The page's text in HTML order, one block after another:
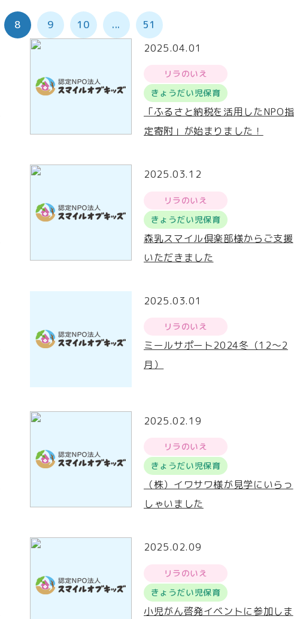
8 9 10 ...
51
2025.04.01
リラのいえ
きょうだい児保育
「ふるさと納税を活用したNPO指
定寄附」が始まりました！
2025.03.12
リラのいえ
きょうだい児保育
森乳スマイル倶楽部様からご支援
いただきました
2025.03.01
リラのいえ
ミールサポート2024冬（12～2
月）
2025.02.19
リラのいえ
きょうだい児保育
（株）イワサワ様が見学にいらっ
しゃいました
2025.02.09
リラのいえ
きょうだい児保育
小児がん啓発イベントに参加しま